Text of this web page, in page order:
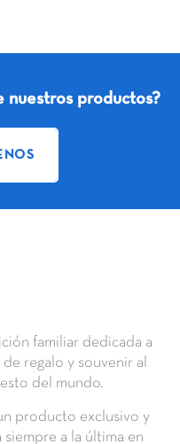
nuestros productos?
familiar dedicada a
regalo y souvenir al
del mundo.
producto exclusivo y
a la última en